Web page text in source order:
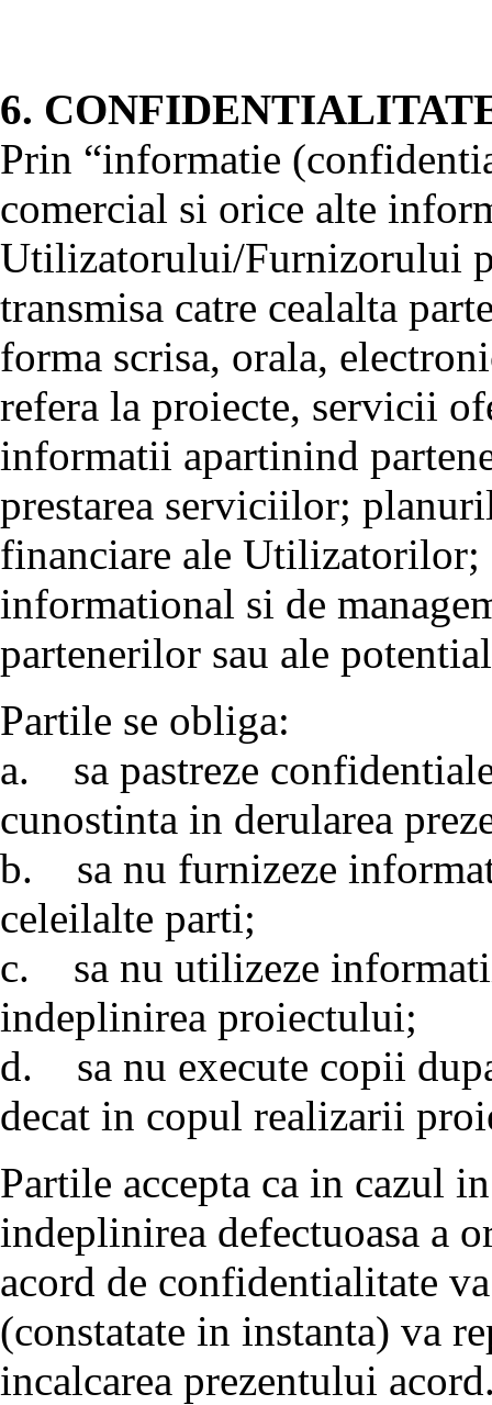
6.
Prin “informatie
comercial si orice alte
Utilizatorului/Furnizorului
transmisa catre cealalta
forma scrisa, orala,
refera la proiecte, servicii
informatii apartinind
prestarea serviciilor;
financiare ale Utilizatorilor;
informational si de
partenerilor sau ale
Partile se obliga:
a. sa pastreze
cunostinta in derularea
b. sa nu furnizeze
celeilalte parti;
c. sa nu utilizeze
indeplinirea proiectului;
d. sa nu execute copii
decat in copul realizarii
Partile accepta ca in cazul
indeplinirea defectuoasa a
acord de confidentialitate
(constatate in instanta) va
incalcarea prezentului